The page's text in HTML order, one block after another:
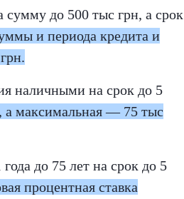
сумму до 500 тыс грн, а срок
и периода кредита и
наличными на срок до 5
а максимальная — 75 тыс
до 75 лет на срок до 5
процентная ставка